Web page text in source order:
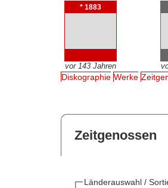
* 1883
vor 143 Jahren
Diskographie Werke
Zeitgenossen
Länderauswahl /